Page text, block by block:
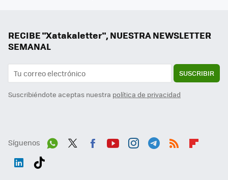
RECIBE "Xatakaletter", NUESTRA NEWSLETTER
SEMANAL
SUSCRIBIR
Suscribiéndote aceptas nuestra política de privacidad
Síguenos